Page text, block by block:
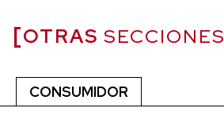
OTRAS SECCIONES
CONSUMIDOR